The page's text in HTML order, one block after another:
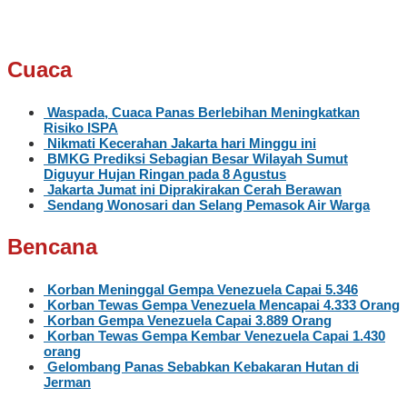
Cuaca
Waspada, Cuaca Panas Berlebihan Meningkatkan
Risiko ISPA
Nikmati Kecerahan Jakarta hari Minggu ini
BMKG Prediksi Sebagian Besar Wilayah Sumut
Diguyur Hujan Ringan pada 8 Agustus
Jakarta Jumat ini Diprakirakan Cerah Berawan
Sendang Wonosari dan Selang Pemasok Air Warga
Bencana
Korban Meninggal Gempa Venezuela Capai 5.346
Korban Tewas Gempa Venezuela Mencapai 4.333 Orang
Korban Gempa Venezuela Capai 3.889 Orang
Korban Tewas Gempa Kembar Venezuela Capai 1.430
orang
Gelombang Panas Sebabkan Kebakaran Hutan di
Jerman